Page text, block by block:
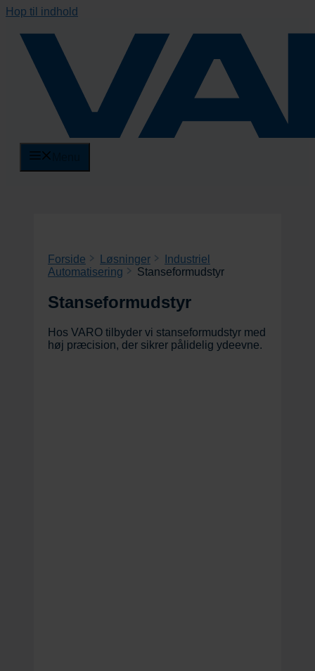
Hop til indhold
Forside Løsninger
Industriel
Automatisering
Stanseformudstyr
Stanseformudstyr
Hos VARO tilbyder vi stanseformudstyr med
høj præcision, der sikrer pålidelig ydeevne.